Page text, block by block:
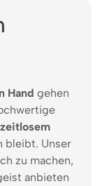
Hand gehen
bleibt. Unser
zu machen,
anbieten